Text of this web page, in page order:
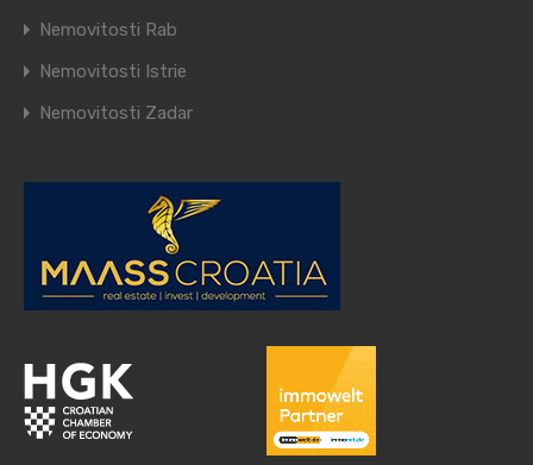
Nemovitosti Rab
Nemovitosti Istrie
Nemovitosti Zadar